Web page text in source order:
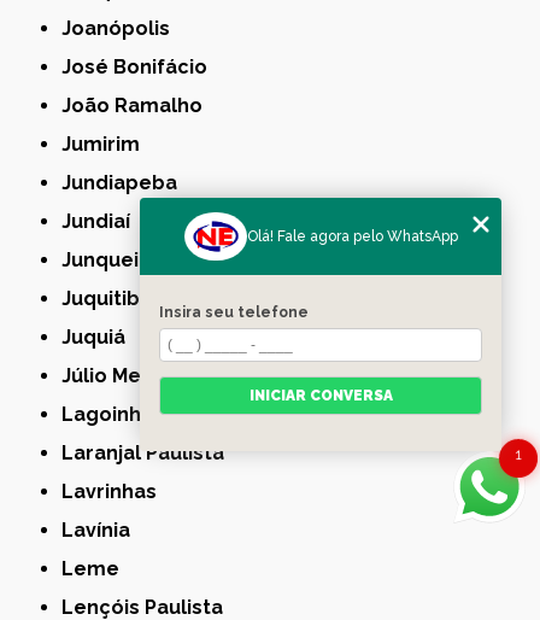
Joanópolis
José Bonifácio
João Ramalho
Jumirim
Jundiapeba
Jundiaí
Junqueirópolis
Juquitiba
Juquiá
Júlio Mesquita
Lagoinha
Laranjal Paulista
Lavrinhas
Lavínia
Leme
Lençóis Paulista
1
Olá! Fale agora pelo WhatsApp
Insira seu telefone
INICIAR CONVERSA